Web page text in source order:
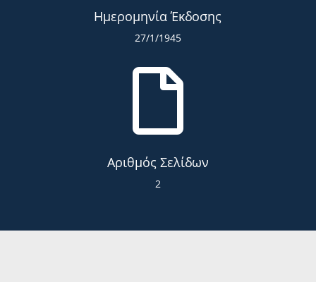
Ημερομηνία Έκδοσης
27/1/1945

Αριθμός Σελίδων
2